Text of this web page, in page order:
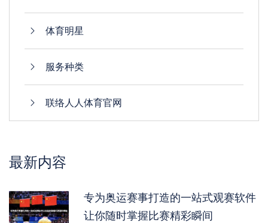
体育明星
服务种类
联络人人体育官网
最新内容
专为奥运赛事打造的一站式观赛软件
让你随时掌握比赛精彩瞬间